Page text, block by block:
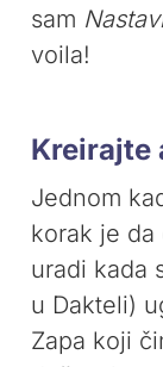
sam
voila!
Kreirajte
Jednom
korak je da
uradi kada
u Dakteli)
Zapa koji